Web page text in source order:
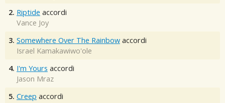
2. Riptide accordi
Vance Joy
3. Somewhere Over The Rainbow accordi
Israel Kamakawiwo'ole
4. I'm Yours accordi
Jason Mraz
5. Creep accordi